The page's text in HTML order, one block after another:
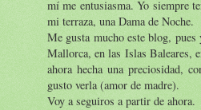
mí me entusiasma. Yo siempre
mi terraza, una Dama de Noche.
Me gusta mucho este blog,
Mallorca, en las Islas Baleares,
ahora hecha una preciosidad,
gusto verla (amor de madre).
Voy a seguiros a partir de ahora.